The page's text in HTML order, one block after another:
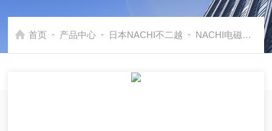
首页 - 产品中心 - 日本NACHI不二越 - NACHI电磁阀